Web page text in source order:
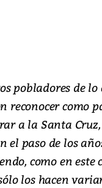
pobladores de lo
reconocer como
a la Santa
el paso de los
como en este
los hacen